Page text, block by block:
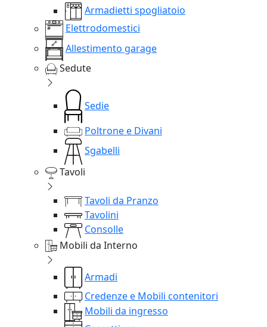
Armadietti spogliatoio
Elettrodomestici
Allestimento garage
Sedute
Sedie
Poltrone e Divani
Sgabelli
Tavoli
Tavoli da Pranzo
Tavolini
Consolle
Mobili da Interno
Armadi
Credenze e Mobili contenitori
Mobili da ingresso